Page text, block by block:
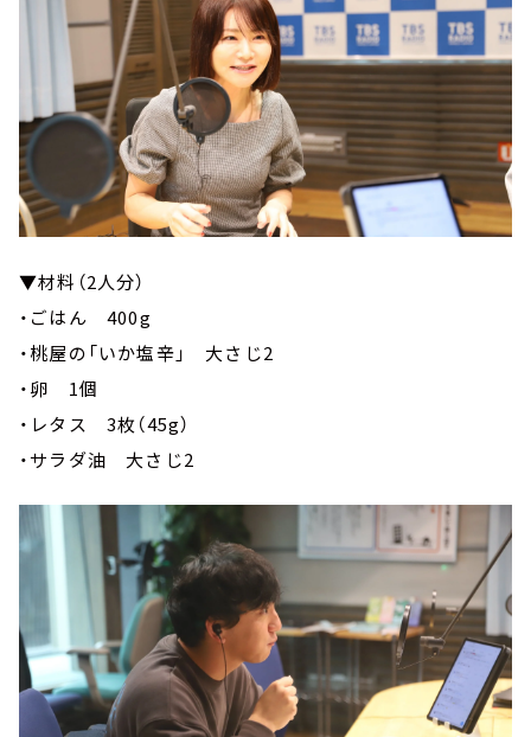
▼材料（2人分）
・ごはん 400g
・桃屋の「いか塩辛」 大さじ2
・卵 1個
・レタス 3枚（45g）
・サラダ油 大さじ2